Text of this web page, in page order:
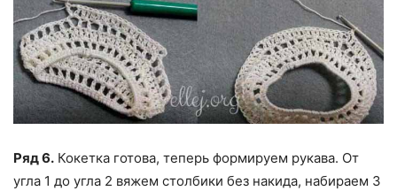
Ряд 6. Кокетка готова, теперь формируем рукава. От
угла 1 до угла 2 вяжем столбики без накида, набираем 3